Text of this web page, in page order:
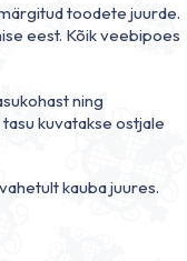
toodete juurde.
eest. Kõik veebipoes
ning
kuvatakse ostjale
kauba juures.